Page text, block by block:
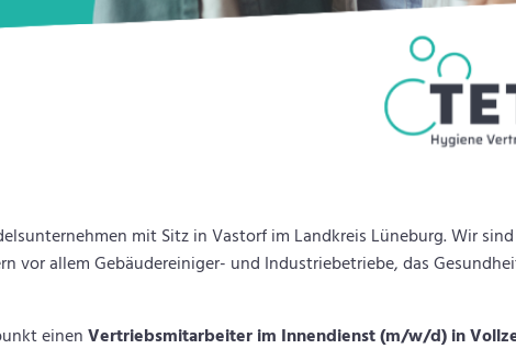
mit Sitz in Vastorf im Landkreis Lüneburg. Wir
allem Gebäudereiniger- und Industriebetriebe, das
einenVertriebsmitarbeiter im Innendienst (m/w/d) in